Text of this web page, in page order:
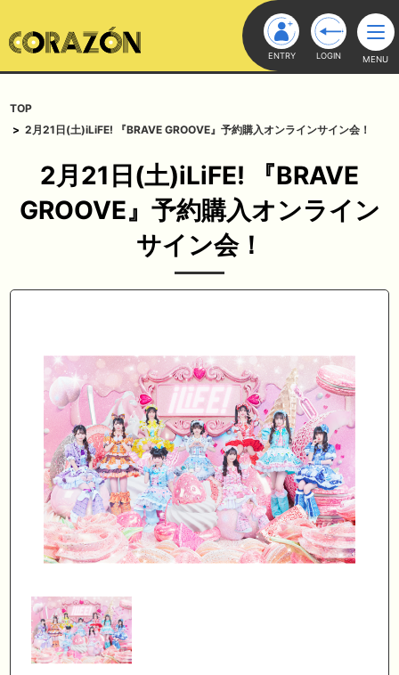
ENTRY LOGIN MENU
TOP
2月21日(土)iLiFE! 『BRAVE GROOVE』予約購入オンラインサイン会！
2月21日(土)iLiFE! 『BRAVE
GROOVE』予約購入オンライン
サイン会！